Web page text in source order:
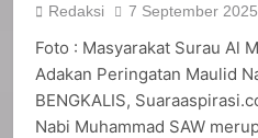
Redaksi 7 September 2025
Foto : Masyarakat Surau Al
Adakan Peringatan Maulid
BENGKALIS,
Nabi Muhammad SAW